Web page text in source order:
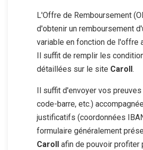
L'Offre de Remboursement
d'obtenir un remboursement
variable en fonction de l'offre
Il suffit de remplir les
détaillées sur le site Caroll.
Il suffit d'envoyer vos preuves
code-barre, etc.)
justificatifs (coordonnées
formulaire généralement
Caroll afin de pouvoir profiter